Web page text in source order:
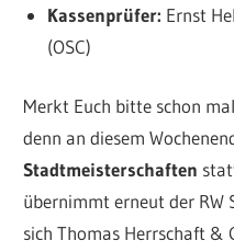
Kassenprüfer: Ernst
(OSC)
Merkt Euch bitte schon
denn an diesem
Stadtmeisterschaften
übernimmt erneut der RW
sich Thomas Herrschaft &